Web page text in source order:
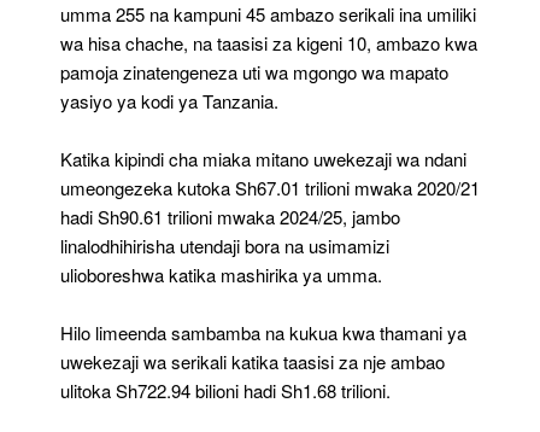
umma 255 na kampuni 45 ambazo serikali ina umiliki
wa hisa chache, na taasisi za kigeni 10, ambazo kwa
pamoja zinatengeneza uti wa mgongo wa mapato
yasiyo ya kodi ya Tanzania.
Katika kipindi cha miaka mitano uwekezaji wa ndani
umeongezeka kutoka Sh67.01 trilioni mwaka 2020/21
hadi Sh90.61 trilioni mwaka 2024/25, jambo
linalodhihirisha utendaji bora na usimamizi
ulioboreshwa katika mashirika ya umma.
Hilo limeenda sambamba na kukua kwa thamani ya
uwekezaji wa serikali katika taasisi za nje ambao
ulitoka Sh722.94 bilioni hadi Sh1.68 trilioni.